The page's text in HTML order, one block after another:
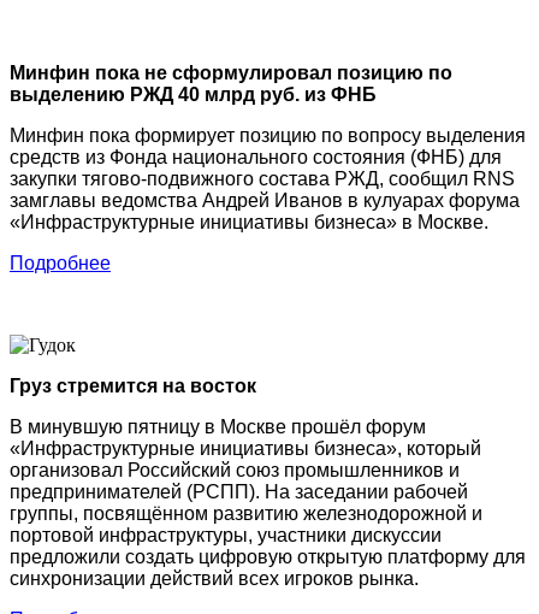
Минфин пока не сформулировал позицию по
выделению РЖД 40 млрд руб. из ФНБ
Минфин пока формирует позицию по вопросу выделения
средств из Фонда национального состояния (ФНБ) для
закупки тягово-подвижного состава РЖД, сообщил RNS
замглавы ведомства Андрей Иванов в кулуарах форума
«Инфраструктурные инициативы бизнеса» в Москве.
Подробнее
Груз стремится на восток
В минувшую пятницу в Москве прошёл форум
«Инфраструктурные инициативы бизнеса», который
организовал Российский союз промышленников и
предпринимателей (РСПП). На заседании рабочей
группы, посвящённом развитию железнодорожной и
портовой инфраструктуры, участники дискуссии
предложили создать цифровую открытую платформу для
синхронизации действий всех игроков рынка.